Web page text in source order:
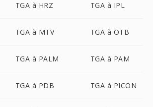
TGA à HRZ TGA à IPL
TGA à MTV TGA à OTB
TGA à PALM TGA à PAM
TGA à PDB TGA à PICON